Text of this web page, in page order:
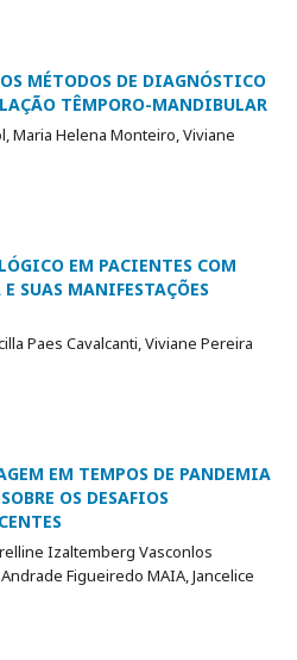
MÉTODOS DE DIAGNÓSTICO
TÊMPORO-MANDIBULAR
Maria Helena Monteiro, Viviane
EM PACIENTES COM
SUAS MANIFESTAÇÕES
Paes Cavalcanti, Viviane Pereira
EM TEMPOS DE PANDEMIA
OS DESAFIOS
Izaltemberg Vasconlos
Figueiredo MAIA, Jancelice